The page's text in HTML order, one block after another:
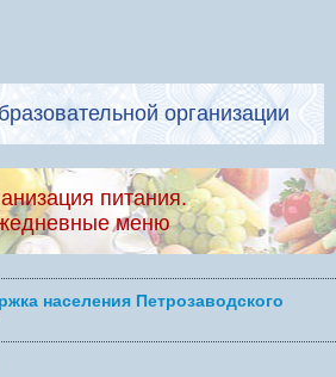
организации
питания.
меню
населения Петрозаводского